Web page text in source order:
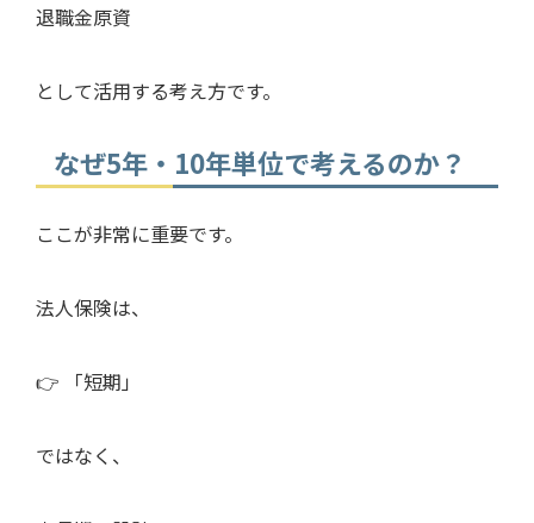
退職金原資
として活用する考え方です。
なぜ5年・10年単位で考えるのか？
ここが非常に重要です。
法人保険は、
👉 「短期」
ではなく、